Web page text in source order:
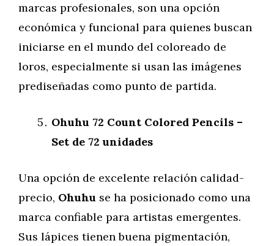
marcas profesionales, son una opción
económica y funcional para quienes buscan
iniciarse en el mundo del coloreado de
loros, especialmente si usan las imágenes
prediseñadas como punto de partida.
Ohuhu 72 Count Colored Pencils –
Set de 72 unidades
Una opción de excelente relación calidad-
precio, Ohuhu se ha posicionado como una
marca confiable para artistas emergentes.
Sus lápices tienen buena pigmentación,